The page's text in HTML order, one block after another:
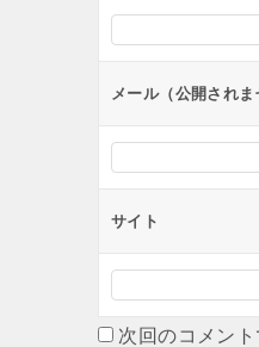
ョ
ンメール（公開されま
サイト
次回のコメン